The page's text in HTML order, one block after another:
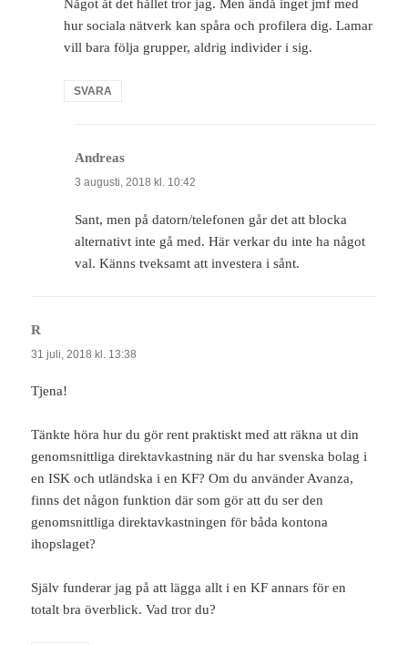
Något åt det hållet tror jag. Men ändå inget jmf med
hur sociala nätverk kan spåra och profilera dig. Lamar
vill bara följa grupper, aldrig individer i sig.
SVARA
Andreas
3 augusti, 2018 kl. 10:42
Sant, men på datorn/telefonen går det att blocka
alternativt inte gå med. Här verkar du inte ha något
val. Känns tveksamt att investera i sånt.
R
31 juli, 2018 kl. 13:38
Tjena!
Tänkte höra hur du gör rent praktiskt med att räkna ut din
genomsnittliga direktavkastning när du har svenska bolag i
en ISK och utländska i en KF? Om du använder Avanza,
finns det någon funktion där som gör att du ser den
genomsnittliga direktavkastningen för båda kontona
ihopslaget?
Själv funderar jag på att lägga allt i en KF annars för en
totalt bra överblick. Vad tror du?